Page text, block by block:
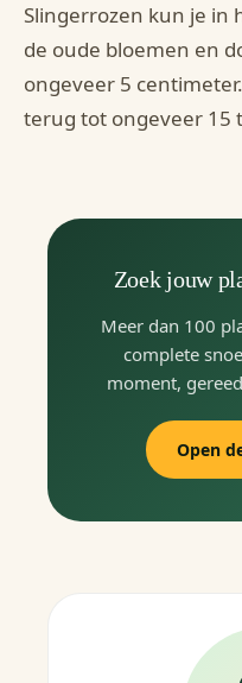
Slingerrozen kun je in
de oude bloemen en
ongeveer 5
terug tot ongeveer 15
Zoek jouw
Meer dan 100
complete
moment,
Open